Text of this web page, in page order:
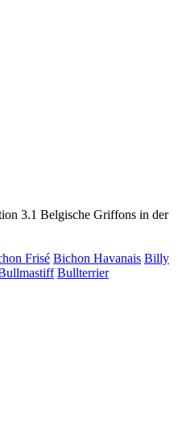
3.1 Belgische Griffons in der
Frisé Bichon Havanais Billy
Bullterrier